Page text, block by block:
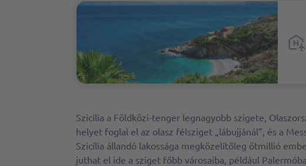
Szicília a Földközi-tenger legnagyobb szigete,
helyet foglal el az olasz félsziget „lábujjánál”, és a
Szicília állandó lakossága megközelítőleg ötmillió
juthat el ide a sziget főbb városaiba, például